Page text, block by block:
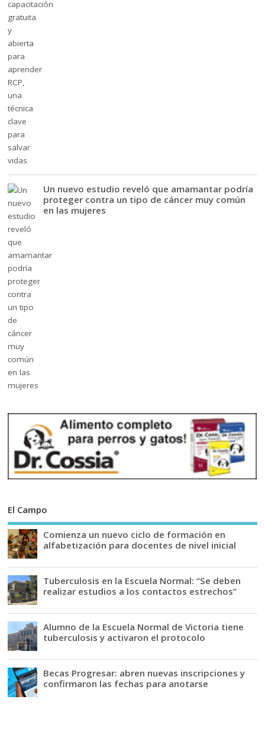
Un nuevo estudio reveló que amamantar podría
proteger contra un tipo de cáncer muy común
en las mujeres
El Campo
Comienza un nuevo ciclo de formación en
alfabetización para docentes de nivel inicial
Tuberculosis en la Escuela Normal: “Se deben
realizar estudios a los contactos estrechos”
Alumno de la Escuela Normal de Victoria tiene
tuberculosis y activaron el protocolo
Becas Progresar: abren nuevas inscripciones y
confirmaron las fechas para anotarse